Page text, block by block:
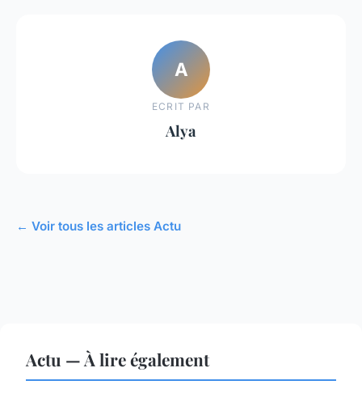
A
ECRIT PAR
Alya
← Voir tous les articles Actu
Actu — À lire également